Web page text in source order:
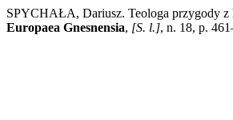
SPYCHAŁA, Dariusz. Teologa przygody z
Europaea Gnesnensia, [S. l.], n. 18, p.